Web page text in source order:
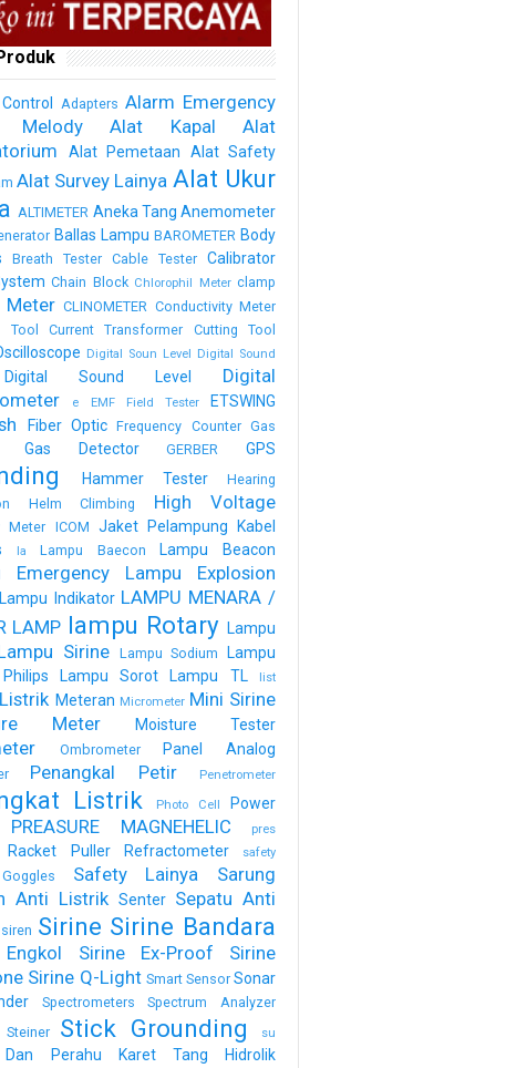
Adapters Alarm Emergency
Melody
Alat Kapal
Alat
Alat Pemetaan Alat Safety
Alat Survey Lainya Alat Ukur
ALTIMETER Aneka Tang Anemometer
Ballas Lampu BAROMETER Body
Breath Tester Cable Tester
Calibrator
Chain Block Chlorophil Meter clamp
Meter CLINOMETER Conductivity Meter
Tool
Current Transformer Cutting Tool
Digital Soun Level
Digital Sound
Digital Sound Level
Digital
e EMF Field Tester ETSWING
Fiber Optic Frequency Counter Gas
Gas Detector GERBER GPS
Hammer Tester
Hearing
Helm Climbing High Voltage
Meter ICOM Jaket Pelampung
Kabel
la Lampu Baecon Lampu Beacon
Emergency
Lampu Explosion
Lampu Indikator LAMPU MENARA /
LAMP lampu Rotary Lampu
Sirine Lampu Sodium
Lampu
Lampu Sorot Lampu TL list
Meteran Micrometer Mini Sirine
Meter
Moisture Tester
Ombrometer Panel Analog
Penangkal Petir Penetrometer
Listrik Photo Cell
Power
PREASURE MAGNEHELIC
pres
Racket Puller Refractometer safety
Safety Lainya
Sarung
Anti Listrik Senter Sepatu Anti
siren Sirine Sirine Bandara
Sirine Ex-Proof
Sirine
Sirine Q-Light Smart Sensor Sonar
Spectrometers Spectrum Analyzer
Steiner Stick Grounding su
Dan Perahu Karet Tang Hidrolik